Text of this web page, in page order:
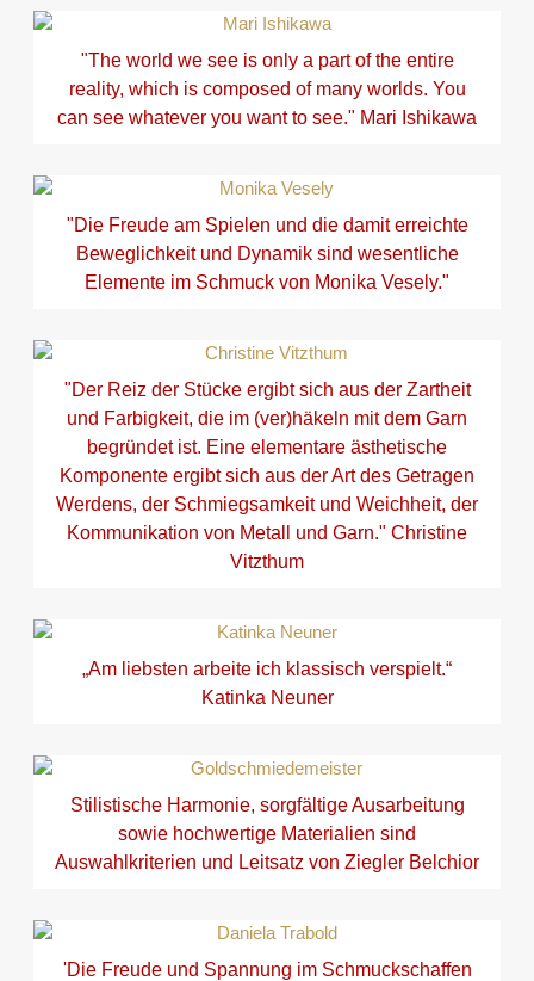
"The world we see is only a part of the entire
reality, which is composed of many worlds. You
can see whatever you want to see." Mari Ishikawa
"Die Freude am Spielen und die damit erreichte
Beweglichkeit und Dynamik sind wesentliche
Elemente im Schmuck von Monika Vesely."
"Der Reiz der Stücke ergibt sich aus der Zartheit
und Farbigkeit, die im (ver)häkeln mit dem Garn
begründet ist. Eine elementare ästhetische
Komponente ergibt sich aus der Art des Getragen
Werdens, der Schmiegsamkeit und Weichheit, der
Kommunikation von Metall und Garn." Christine
Vitzthum
„Am liebsten arbeite ich klassisch verspielt.“
Katinka Neuner
Stilistische Harmonie, sorgfältige Ausarbeitung
sowie hochwertige Materialien sind
Auswahlkriterien und Leitsatz von Ziegler Belchior
'Die Freude und Spannung im Schmuckschaffen